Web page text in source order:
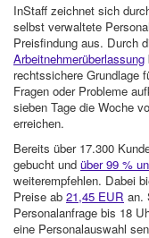
InStaff zeichnet sich
selbst verwaltete
Preisfindung aus. Durch
Arbeitnehmerüberlassung
rechtssichere Grundlage
Fragen oder Probleme
sieben Tage die Woche
erreichen.
Bereits über 17.300
gebucht und über 99 %
weiterempfehlen. Dabei
Preise ab 21,45 EUR an.
Personalanfrage bis 18
eine Personalauswahl